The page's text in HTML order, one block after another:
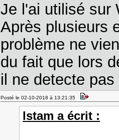
Je l'ai utilisé sur
Après plusieurs
problème ne
du fait que lors
il ne detecte
Posté le 02-10-2018 à 13:21:35
lstam a écrit :